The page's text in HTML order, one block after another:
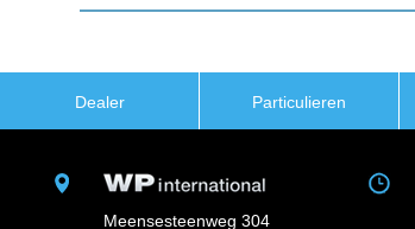
Dealer Particulieren
Meensesteenweg 304